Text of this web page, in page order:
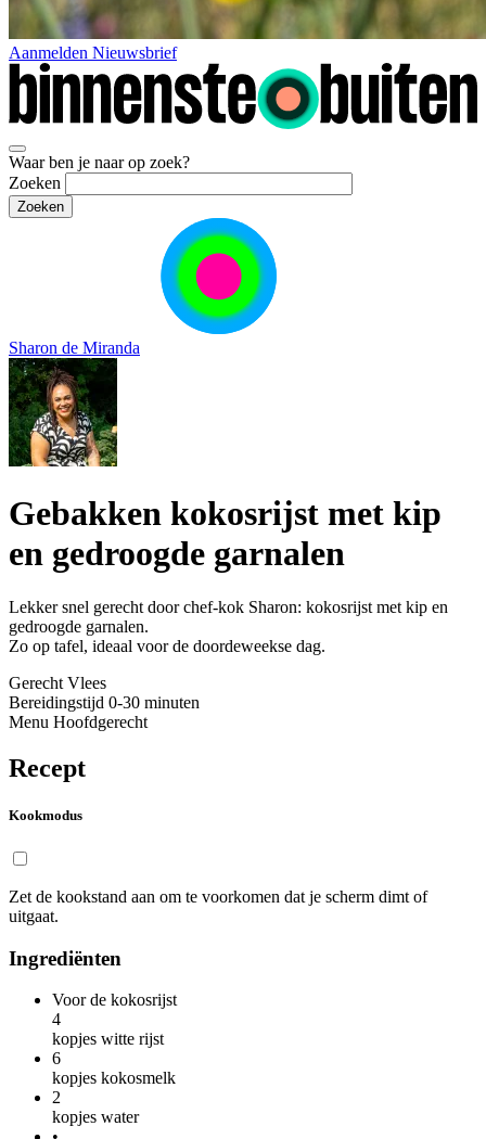
Aanmelden Nieuwsbrief
Waar ben je naar op zoek?
Zoeken
Sharon de Miranda
Gebakken kokosrijst met kip
en gedroogde garnalen
Lekker snel gerecht door chef-kok Sharon: kokosrijst met kip en
gedroogde garnalen.
Zo op tafel, ideaal voor de doordeweekse dag.
Gerecht Vlees
Bereidingstijd 0-30 minuten
Menu Hoofdgerecht
Recept
Kookmodus
Zet de kookstand aan om te voorkomen dat je scherm dimt of
uitgaat.
Ingrediënten
Voor de kokosrijst
4
kopjes witte rijst
6
kopjes kokosmelk
2
kopjes water